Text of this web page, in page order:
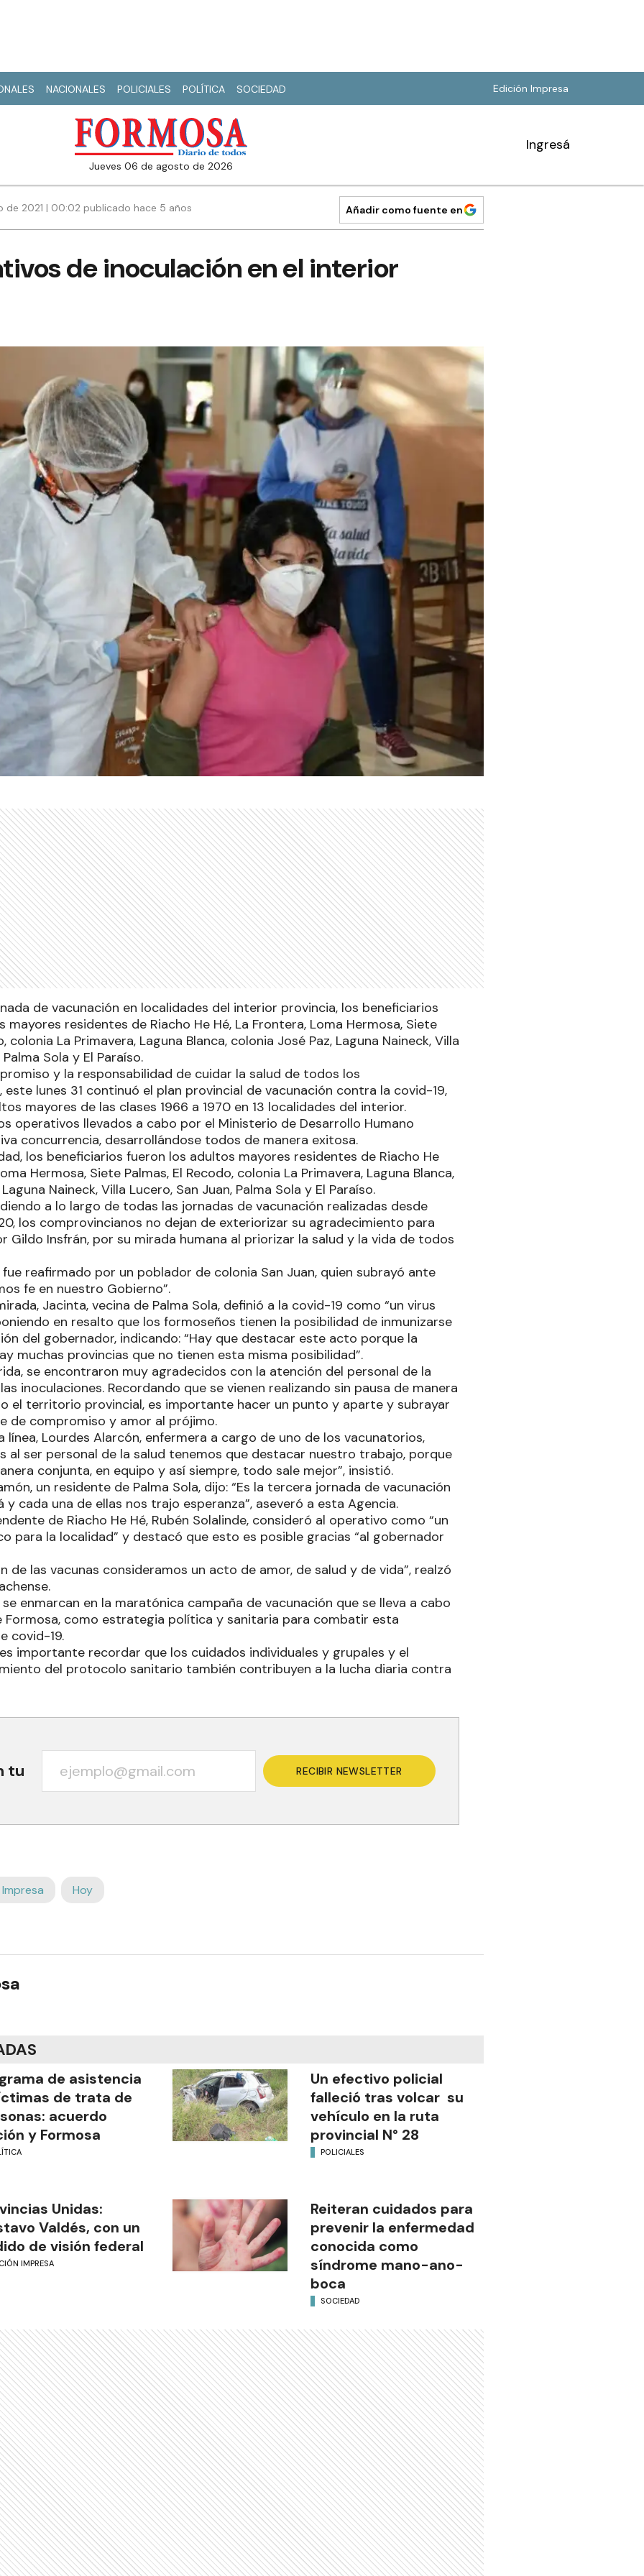
NACIONALES POLICIALES POLÍTICA SOCIEDAD Edición Impresa
jueves 06 de agosto de 2026
Ingresá
de 2021 | 00:02 publicado hace 5 años Añadir como fuente en
de inoculación en el interior
de vacunación en localidades del interior provincia, los beneficiarios
mayores residentes de Riacho He Hé, La Frontera, Loma Hermosa, Siete
colonia La Primavera, Laguna Blanca, colonia José Paz, Laguna Naineck, Villa
Sola y El Paraíso.
y la responsabilidad de cuidar la salud de todos los
lunes 31 continuó el plan provincial de vacunación contra la covid-19,
mayores de las clases 1966 a 1970 en 13 localidades del interior.
operativos llevados a cabo por el Ministerio de Desarrollo Humano
concurrencia, desarrollándose todos de manera exitosa.
los beneficiarios fueron los adultos mayores residentes de Riacho He
Hermosa, Siete Palmas, El Recodo, colonia La Primavera, Laguna Blanca,
Naineck, Villa Lucero, San Juan, Palma Sola y El Paraíso.
a lo largo de todas las jornadas de vacunación realizadas desde
los comprovincianos no dejan de exteriorizar su agradecimiento para
Gildo Insfrán, por su mirada humana al priorizar la salud y la vida de todos
reafirmado por un poblador de colonia San Juan, quien subrayó ante
fe en nuestro Gobierno”.
Jacinta, vecina de Palma Sola, definió a la covid-19 como “un virus
en resalto que los formoseños tienen la posibilidad de inmunizarse
del gobernador, indicando: “Hay que destacar este acto porque la
muchas provincias que no tienen esta misma posibilidad”.
se encontraron muy agradecidos con la atención del personal de la
inoculaciones. Recordando que se vienen realizando sin pausa de manera
el territorio provincial, es importante hacer un punto y aparte y subrayar
de compromiso y amor al prójimo.
línea, Lourdes Alarcón, enfermera a cargo de uno de los vacunatorios,
al ser personal de la salud tenemos que destacar nuestro trabajo, porque
conjunta, en equipo y así siempre, todo sale mejor”, insistió.
un residente de Palma Sola, dijo: “Es la tercera jornada de vacunación
y cada una de ellas nos trajo esperanza”, aseveró a esta Agencia.
de Riacho He Hé, Rubén Solalinde, consideró al operativo como “un
para la localidad” y destacó que esto es posible gracias “al gobernador
de las vacunas consideramos un acto de amor, de salud y de vida”, realzó
enmarcan en la maratónica campaña de vacunación que se lleva a cabo
Formosa, como estrategia política y sanitaria para combatir esta
covid-19.
importante recordar que los cuidados individuales y grupales y el
del protocolo sanitario también contribuyen a la lucha diaria contra
tu RECIBIR NEWSLETTER
Hoy
de asistencia
de trata de
acuerdo
y Formosa
Un efectivo policial
falleció tras volcar su
vehículo en la ruta
provincial N° 28
POLICIALES
Unidas:
Valdés, con un
de visión federal
IMPRESA
Reiteran cuidados para
prevenir la enfermedad
conocida como
síndrome mano-ano-
boca
SOCIEDAD